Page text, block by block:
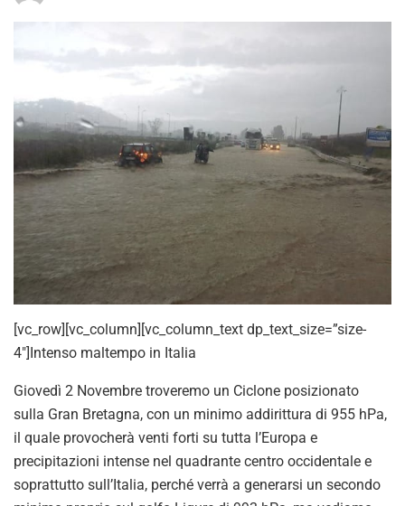
[vc_row][vc_column][vc_column_text dp_text_size=”size-
4″]Intenso maltempo in Italia
Giovedì 2 Novembre troveremo un Ciclone posizionato
sulla Gran Bretagna, con un minimo addirittura di 955 hPa,
il quale provocherà venti forti su tutta l’Europa e
precipitazioni intense nel quadrante centro occidentale e
soprattutto sull’Italia, perché verrà a generarsi un secondo